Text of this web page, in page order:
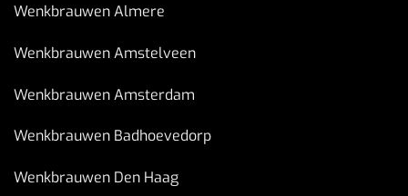
Wenkbrauwen Almere
Wenkbrauwen Amstelveen
Wenkbrauwen Amsterdam
Wenkbrauwen Badhoevedorp
Wenkbrauwen Den Haag